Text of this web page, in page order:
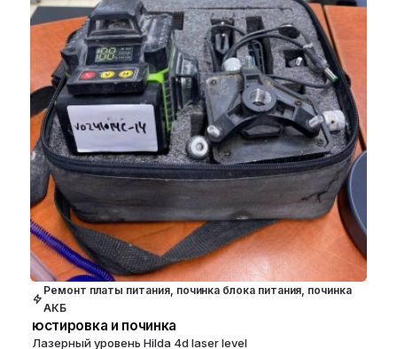
Ремонт платы питания, починка блока питания, починка
АКБ
юстировка и починка
Лазерный уровень Hilda 4d laser level